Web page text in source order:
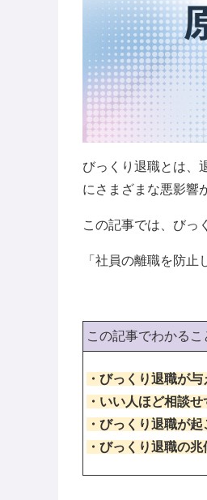
びっくり退職とは、
にさまざまな悪影響
この記事では、びっ
「社員の離職を防
この記事でわかるこ
・びっくり退職が
・いい人ほど相談
・びっくり退職が
・びっくり退職の